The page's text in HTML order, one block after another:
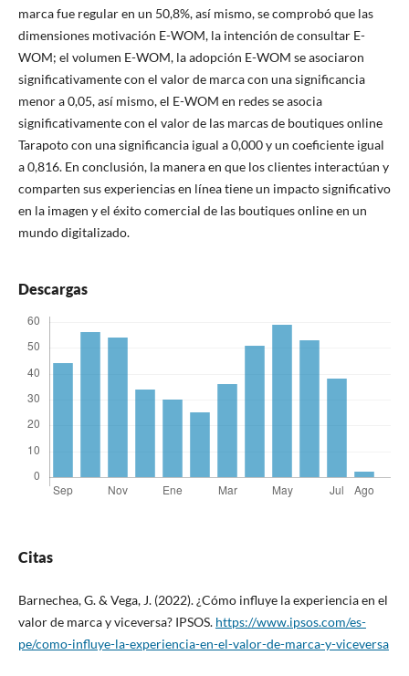
marca fue regular en un 50,8%, así mismo, se comprobó que las
dimensiones motivación E-WOM, la intención de consultar E-
WOM; el volumen E-WOM, la adopción E-WOM se asociaron
significativamente con el valor de marca con una significancia
menor a 0,05, así mismo, el E-WOM en redes se asocia
significativamente con el valor de las marcas de boutiques online
Tarapoto con una significancia igual a 0,000 y un coeficiente igual
a 0,816. En conclusión, la manera en que los clientes interactúan y
comparten sus experiencias en línea tiene un impacto significativo
en la imagen y el éxito comercial de las boutiques online en un
mundo digitalizado.
Descargas
Citas
Barnechea, G. & Vega, J. (2022). ¿Cómo influye la experiencia en el
valor de marca y viceversa? IPSOS. https://www.ipsos.com/es-
pe/como-influye-la-experiencia-en-el-valor-de-marca-y-viceversa